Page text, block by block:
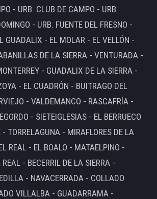
- URB. CLUB DE CAMPO - URB.
- URB. FUENTE DEL FRESNO -
GUADALIX - EL MOLAR - EL VELLÓN -
DE LA SIERRA - VENTURADA -
- GUADALIX DE LA SIERRA -
- EL CUADRÓN - BUITRAGO DEL
- VALDEMANCO - RASCAFRÍA -
- SIETEIGLESIAS - EL BERRUECO
TORRELAGUNA - MIRAFLORES DE LA
REAL - EL BOALO - MATAELPINO -
- BECERRIL DE LA SIERRA -
- NAVACERRADA - COLLADO
VILLALBA - GUADARRAMA -